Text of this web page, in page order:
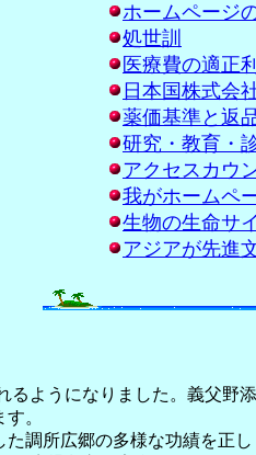
ホームページ
処世訓
医療費の適正
日本国株式会
薬価基準と返
研究・教育・
アクセスカウ
我がホームペ
生物の生命サ
アジアが先進
ようになりました。義父野
。
調所広郷の多様な功績を正し